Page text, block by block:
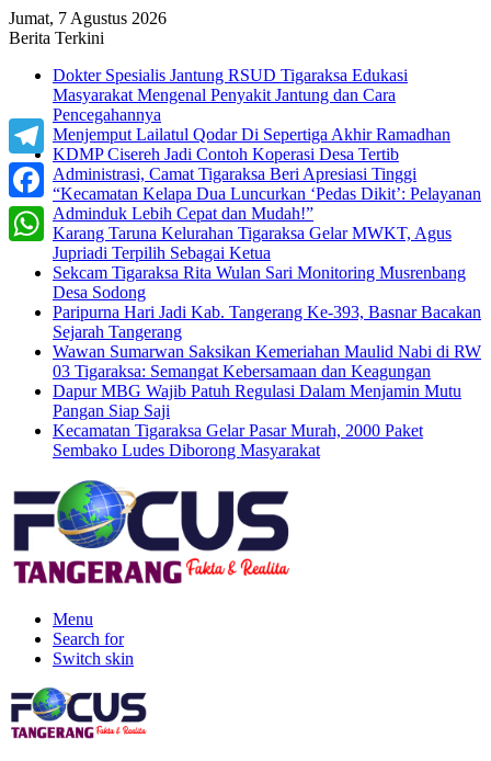
Jumat, 7 Agustus 2026
Berita Terkini
Dokter Spesialis Jantung RSUD Tigaraksa Edukasi
Masyarakat Mengenal Penyakit Jantung dan Cara
Pencegahannya
Menjemput Lailatul Qodar Di Sepertiga Akhir Ramadhan
KDMP Cisereh Jadi Contoh Koperasi Desa Tertib
Administrasi, Camat Tigaraksa Beri Apresiasi Tinggi
“Kecamatan Kelapa Dua Luncurkan ‘Pedas Dikit’: Pelayanan
Adminduk Lebih Cepat dan Mudah!”
Karang Taruna Kelurahan Tigaraksa Gelar MWKT, Agus
Jupriadi Terpilih Sebagai Ketua
Sekcam Tigaraksa Rita Wulan Sari Monitoring Musrenbang
Desa Sodong
Paripurna Hari Jadi Kab. Tangerang Ke-393, Basnar Bacakan
Sejarah Tangerang
Wawan Sumarwan Saksikan Kemeriahan Maulid Nabi di RW
03 Tigaraksa: Semangat Kebersamaan dan Keagungan
Dapur MBG Wajib Patuh Regulasi Dalam Menjamin Mutu
Pangan Siap Saji
Kecamatan Tigaraksa Gelar Pasar Murah, 2000 Paket
Sembako Ludes Diborong Masyarakat
Menu
Search for
Switch skin
Telegram
Facebook
WhatsApp